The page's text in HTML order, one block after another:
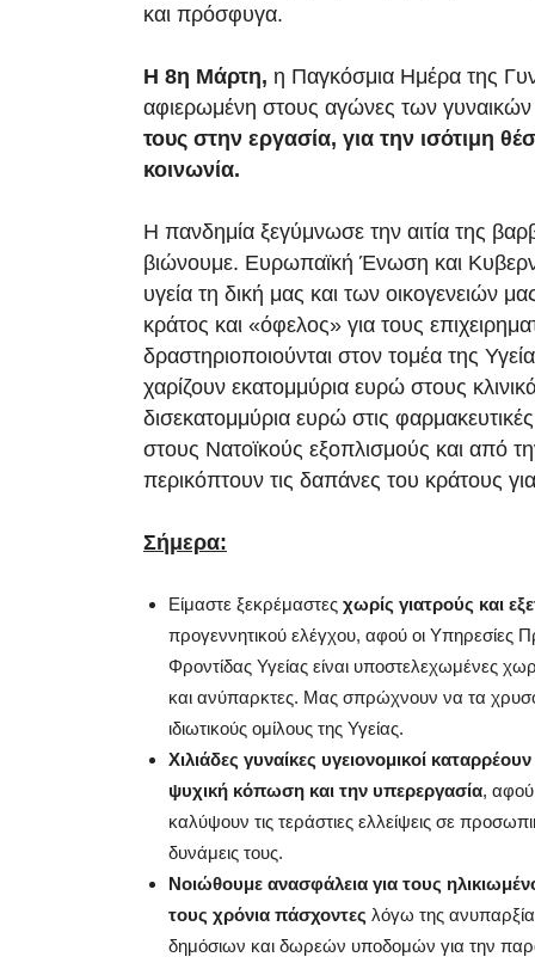
και πρόσφυγα.
Η 8η Μάρτη, η Παγκόσμια Ημέρα της
αφιερωμένη στους αγώνες των
τους στην εργασία, για την ισότιμη
κοινωνία.
Η πανδημία ξεγύμνωσε την αιτία της
βιώνουμε. Ευρωπαϊκή Ένωση και
υγεία τη δική μας και των οικογενειών
κράτος και «όφελος» για τους
δραστηριοποιούνται στον τομέα της
χαρίζουν εκατομμύρια ευρώ στους
δισεκατομμύρια ευρώ στις φαρμακευτικές
στους Νατοϊκούς εξοπλισμούς και από
περικόπτουν τις δαπάνες του κράτους
Σήμερα:
Είμαστε ξεκρέμαστες χωρίς γιατρούς και
προγεννητικού ελέγχου, αφού οι Υπηρεσίες
Φροντίδας Υγείας είναι υποστελεχωμένες
και ανύπαρκτες. Μας σπρώχνουν να τα
ιδιωτικούς ομίλους της Υγείας.
Χιλιάδες γυναίκες υγειονομικοί
ψυχική κόπωση και την υπερεργασία, αφού
καλύψουν τις τεράστιες ελλείψεις σε
δυνάμεις τους.
Νοιώθουμε ανασφάλεια για τους
τους χρόνια πάσχοντες λόγω της
δημόσιων και δωρεών υποδομών για την